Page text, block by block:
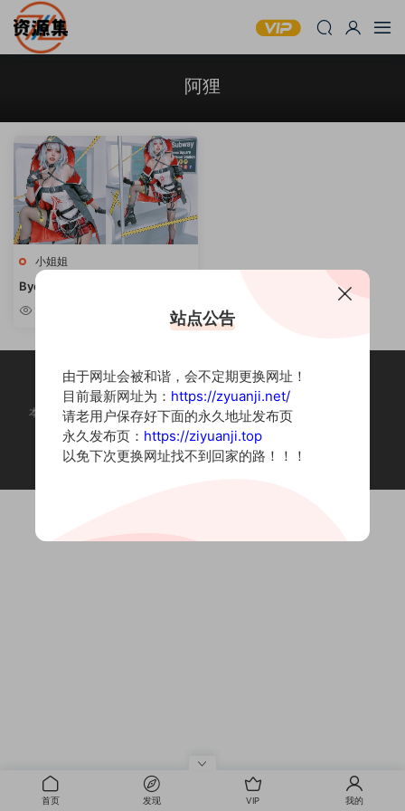
阿狸
小姐姐
Byoru – 日本可爱妹子合集 [持续
更新]
本站为摄影写真图片网站，内容来自网络收集整理，仅作个人学习使用。
如有违法内容请联系删除
Copyright © 2022 资源集
首页 发现 VIP 我的
站点公告
由于网址会被和谐，会不定期更换网址！
目前最新网址为： https://zyuanji.net/
请老用户保存好下面的永久地址发布页
永久发布页： https://ziyuanji.top
以免下次更换网址找不到回家的路！！！